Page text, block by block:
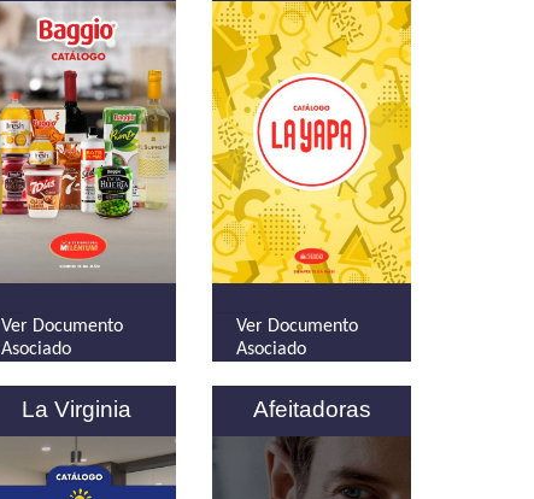
Ver Documento
Asociado
Ver Documento
Asociado
La Virginia Afeitadoras